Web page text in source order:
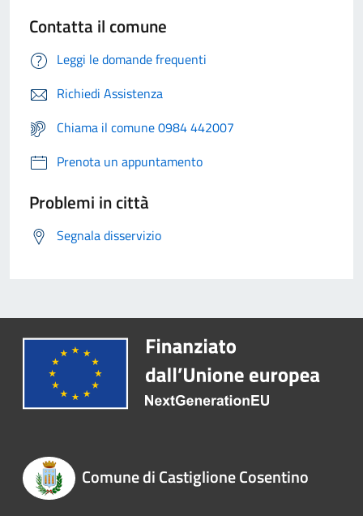
Contatta il comune
Leggi le domande frequenti
Richiedi Assistenza
Chiama il comune 0984 442007
Prenota un appuntamento
Problemi in città
Segnala disservizio
Comune di Castiglione Cosentino